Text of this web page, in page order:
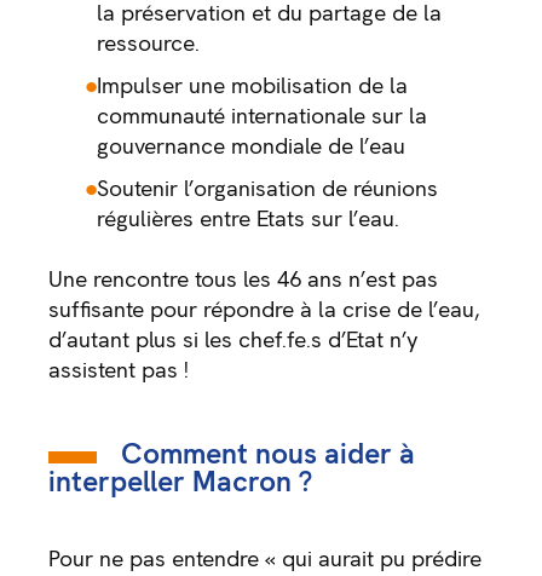
la préservation et du partage de la
ressource.
Impulser une mobilisation de la
communauté internationale sur la
gouvernance mondiale de l’eau
Soutenir l’organisation de réunions
régulières entre Etats sur l’eau.
Une rencontre tous les 46 ans n’est pas
suffisante pour répondre à la crise de l’eau,
d’autant plus si les chef.fe.s d’Etat n’y
assistent pas !
Comment nous aider à
interpeller Macron ?
Pour ne pas entendre « qui aurait pu prédire